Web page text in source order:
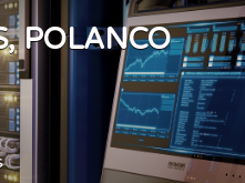
POLANCO